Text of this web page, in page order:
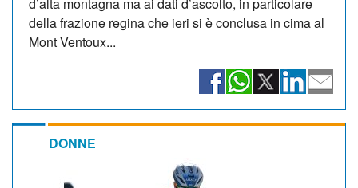
della frazione regina che ieri si è conclusa in cima al
Mont Ventoux...
DONNE